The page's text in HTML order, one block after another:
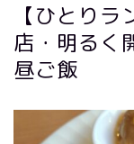
【ひとり
店・明るく
昼ご飯